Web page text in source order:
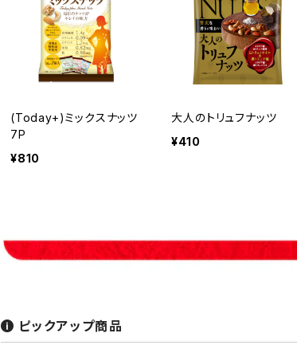
(Today+)ミックスナッツ
7P
¥810
大人のトリュフナッツ
¥410
ピックアップ商品